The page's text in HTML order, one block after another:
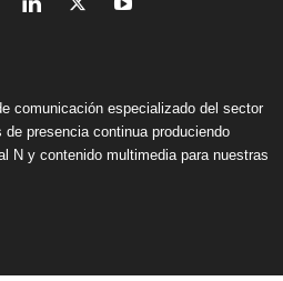
comunicación especializado del sector
presencia continua produciendo
N y contenido multimedia para nuestras